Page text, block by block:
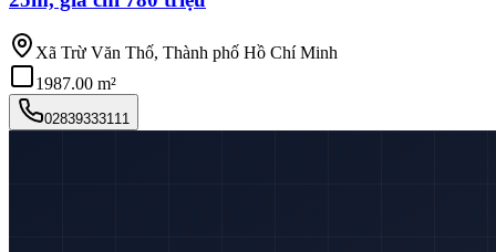
Xã Trừ Văn Thố, Thành phố Hồ Chí Minh
1987.00 m²
02839333111